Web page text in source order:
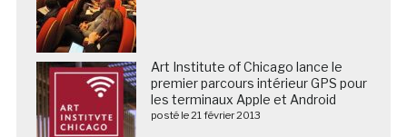
Art Institute of Chicago lance le
premier parcours intérieur GPS pour
les terminaux Apple et Android
posté le 21 février 2013